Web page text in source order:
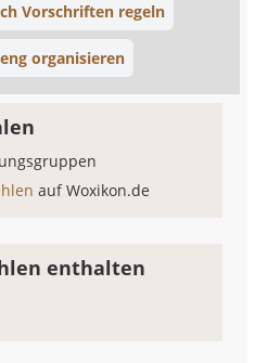
Vorschriften regeln
organisieren
auf Woxikon.de
enthalten